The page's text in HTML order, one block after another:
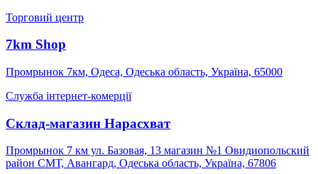
Торговий центр
7km Shop
Промрынок 7км, Одеса, Одеська область, Україна, 65000
Служба інтернет-комерції
Склад-магазин Нарасхват
Промрынок 7 км ул. Базовая, 13 магазин №1 Овидиопольский
район СМТ, Авангард, Одеська область, Україна, 67806